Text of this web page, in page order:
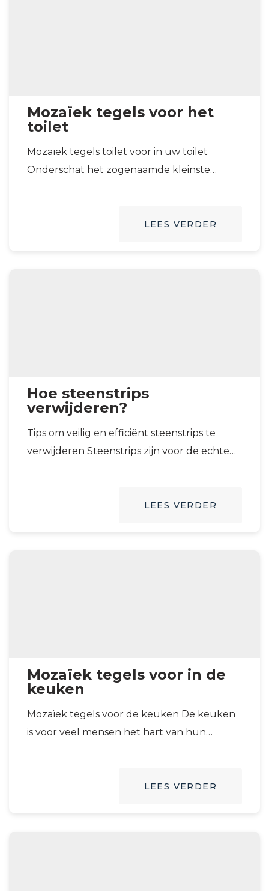
Mozaïek tegels voor het
toilet
Mozaïek tegels toilet voor in uw toilet
Onderschat het zogenaamde kleinste
LEES VERDER
Hoe steenstrips
verwijderen?
Tips om veilig en efficiënt steenstrips te
verwijderen Steenstrips zijn voor de echte
LEES VERDER
Mozaïek tegels voor in de
keuken
Mozaïek tegels voor de keuken De keuken
is voor veel mensen het hart van hun
LEES VERDER